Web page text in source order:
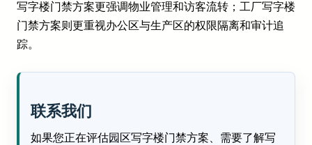
写字楼门禁方案更强调物业管理和访客流转；工厂写字楼
门禁方案则更重视办公区与生产区的权限隔离和审计追
踪。
联系我们
如果您正在评估园区写字楼门禁方案、需要了解写